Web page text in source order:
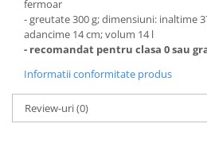
fermoar
- greutate 300 g; dimensiuni: inaltime
adancime 14 cm; volum 14 l
- recomandat pentru clasa 0 sau
Informatii conformitate produs
Review-uri(0)